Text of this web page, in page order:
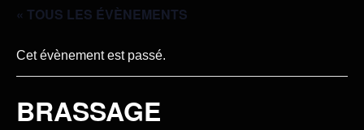
« TOUS LES ÉVÈNEMENTS
Cet évènement est passé.
BRASSAGE